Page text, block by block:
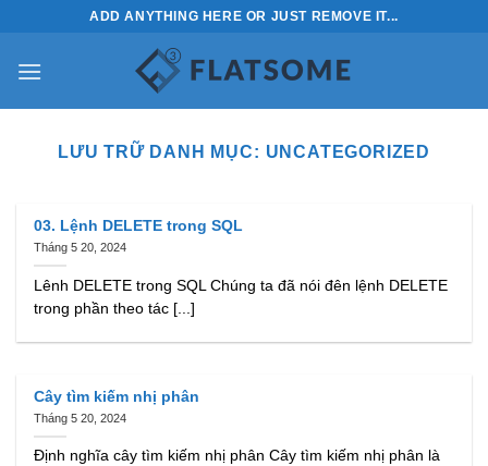
nội
ADD ANYTHING HERE OR JUST REMOVE IT...
LƯU TRỮ DANH MỤC: UNCATEGORIZED
03. Lệnh DELETE trong SQL
Tháng 5 20, 2024
Lênh DELETE trong SQL Chúng ta đã nói đên lệnh DELETE
trong phần theo tác [...]
Cây tìm kiếm nhị phân
Tháng 5 20, 2024
Định nghĩa cây tìm kiếm nhị phân Cây tìm kiếm nhị phân là